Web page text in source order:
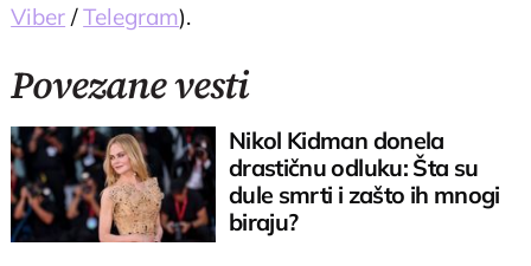
Viber /Telegram).
Povezane vesti
Nikol Kidman donela
drastičnu odluku: Šta su
dule smrti i zašto ih mnogi
biraju?